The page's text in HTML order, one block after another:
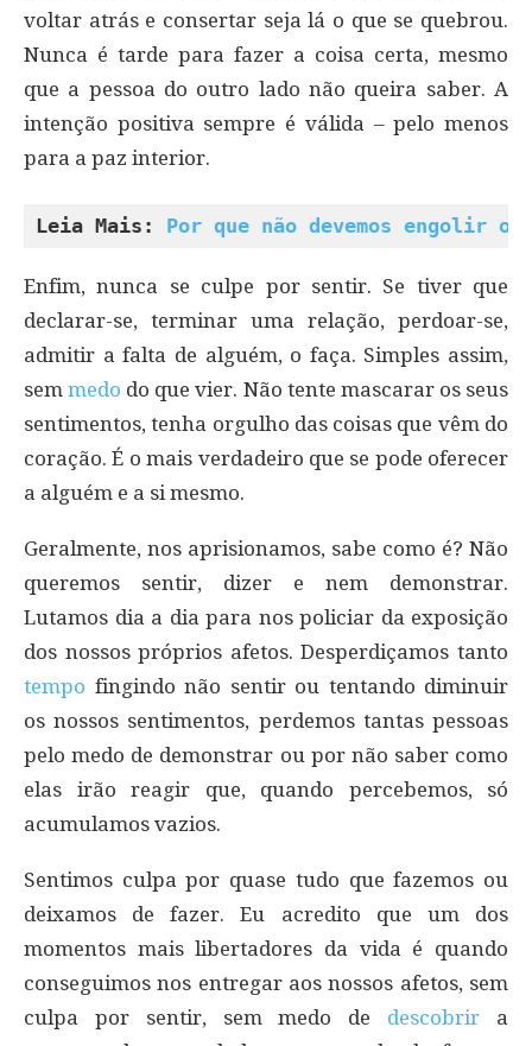
voltar atrás e consertar seja lá o que se quebrou.
Nunca é tarde para fazer a coisa certa, mesmo
que a pessoa do outro lado não queira saber. A
intenção positiva sempre é válida – pelo menos
para a paz interior.
Leia Mais: Por que não devemos engolir
Enfim, nunca se culpe por sentir. Se tiver que
declarar-se, terminar uma relação, perdoar-se,
admitir a falta de alguém, o faça. Simples assim,
semmedo do que vier. Não tente mascarar os seus
sentimentos, tenha orgulho das coisas que vêm do
coração. É o mais verdadeiro que se pode oferecer
a alguém e a si mesmo.
Geralmente, nos aprisionamos, sabe como é? Não
queremos sentir, dizer e nem demonstrar.
Lutamos dia a dia para nos policiar da exposição
dos nossos próprios afetos. Desperdiçamos tanto
tempo fingindo não sentir ou tentando diminuir
os nossos sentimentos, perdemos tantas pessoas
pelo medo de demonstrar ou por não saber como
elas irão reagir que, quando percebemos, só
acumulamos vazios.
Sentimos culpa por quase tudo que fazemos ou
deixamos de fazer. Eu acredito que um dos
momentos mais libertadores da vida é quando
conseguimos nos entregar aos nossos afetos, sem
culpa por sentir, sem medo de descobrir a